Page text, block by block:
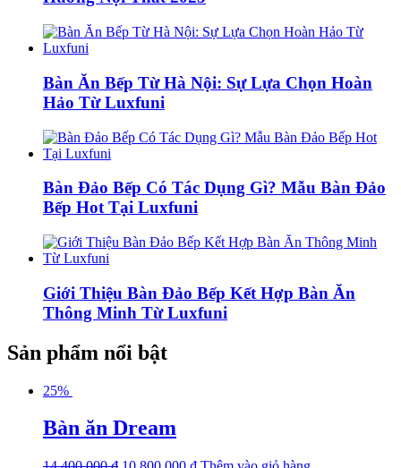
Bàn Ăn Bếp Từ Hà Nội: Sự Lựa Chọn Hoàn
Hảo Từ Luxfuni
Bàn Đảo Bếp Có Tác Dụng Gì? Mẫu Bàn Đảo
Bếp Hot Tại Luxfuni
Giới Thiệu Bàn Đảo Bếp Kết Hợp Bàn Ăn
Thông Minh Từ Luxfuni
Sản phẩm nổi bật
25%
Bàn ăn Dream